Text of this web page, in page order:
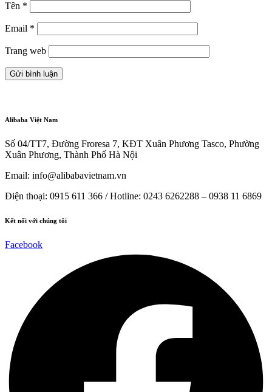
Tên *
Email *
Trang web
Alibaba Việt Nam
Số 04/TT7, Đường Froresa 7, KĐT Xuân Phương Tasco, Phường
Xuân Phương, Thành Phố Hà Nội
Email: info@alibabavietnam.vn
Điện thoại: 0915 611 366 / Hotline: 0243 6262288 – 0938 11 6869
Kết nối với chúng tôi
Facebook